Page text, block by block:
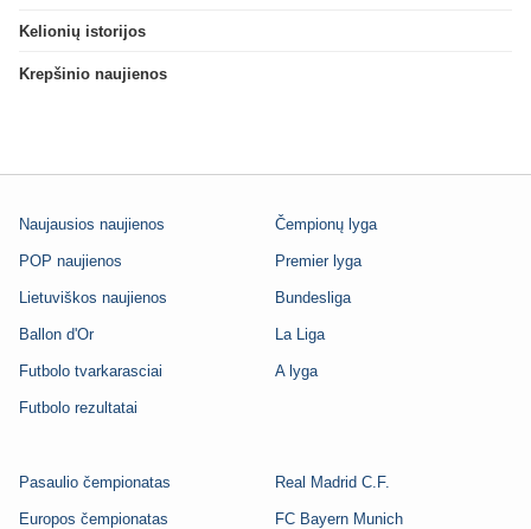
Kelionių istorijos
Krepšinio naujienos
Naujausios naujienos
POP naujienos
Lietuviškos naujienos
Ballon d'Or
Futbolo tvarkarasciai
Futbolo rezultatai
Čempionų lyga
Premier lyga
Bundesliga
La Liga
A lyga
Pasaulio čempionatas
Europos čempionatas
Real Madrid C.F.
FC Bayern Munich